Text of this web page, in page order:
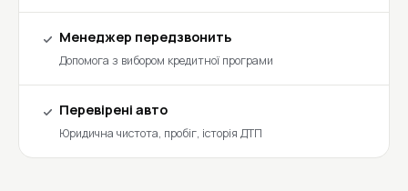
Менеджер передзвонить
Допомога з вибором кредитної програми
Перевірені авто
Юридична чистота, пробіг, історія ДТП